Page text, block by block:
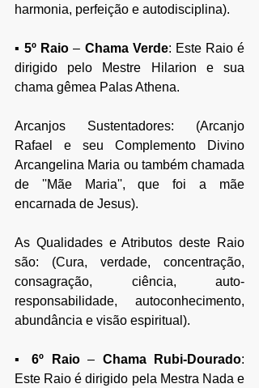
harmonia, perfeição e autodisciplina).
▪ 5º Raio – Chama Verde: Este Raio é
dirigido pelo Mestre Hilarion e sua
chama gêmea Palas Athena.
Arcanjos Sustentadores: (Arcanjo
Rafael e seu Complemento Divino
Arcangelina Maria ou também chamada
de ''Mãe Maria'', que foi a mãe
encarnada de Jesus).
As Qualidades e Atributos deste Raio
são: (Cura, verdade, concentração,
consagração, ciência, auto-
responsabilidade, autoconhecimento,
abundância e visão espiritual).
▪ 6º Raio – Chama Rubi-Dourado:
Este Raio é dirigido pela Mestra Nada e